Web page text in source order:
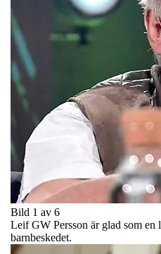
Bild 1 av 6
Leif GW Persson är glad som en
barnbeskedet.